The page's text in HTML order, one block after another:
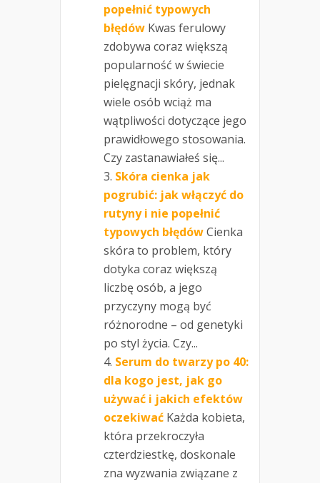
popełnić typowych
błędów Kwas ferulowy
zdobywa coraz większą
popularność w świecie
pielęgnacji skóry, jednak
wiele osób wciąż ma
wątpliwości dotyczące jego
prawidłowego stosowania.
Czy zastanawiałeś się...
Skóra cienka jak
pogrubić: jak włączyć do
rutyny i nie popełnić
typowych błędówCienka
skóra to problem, który
dotyka coraz większą
liczbę osób, a jego
przyczyny mogą być
różnorodne – od genetyki
po styl życia. Czy...
Serum do twarzy po 40:
dla kogo jest, jak go
używać i jakich efektów
oczekiwać Każda kobieta,
która przekroczyła
czterdziestkę, doskonale
zna wyzwania związane z